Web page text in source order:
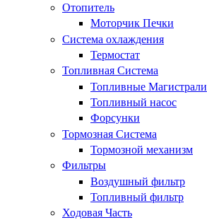
Отопитель
Моторчик Печки
Система охлаждения
Термостат
Топливная Система
Топливные Магистрали
Топливный насос
Форсунки
Тормозная Система
Тормозной механизм
Фильтры
Воздушный фильтр
Топливный фильтр
Ходовая Часть